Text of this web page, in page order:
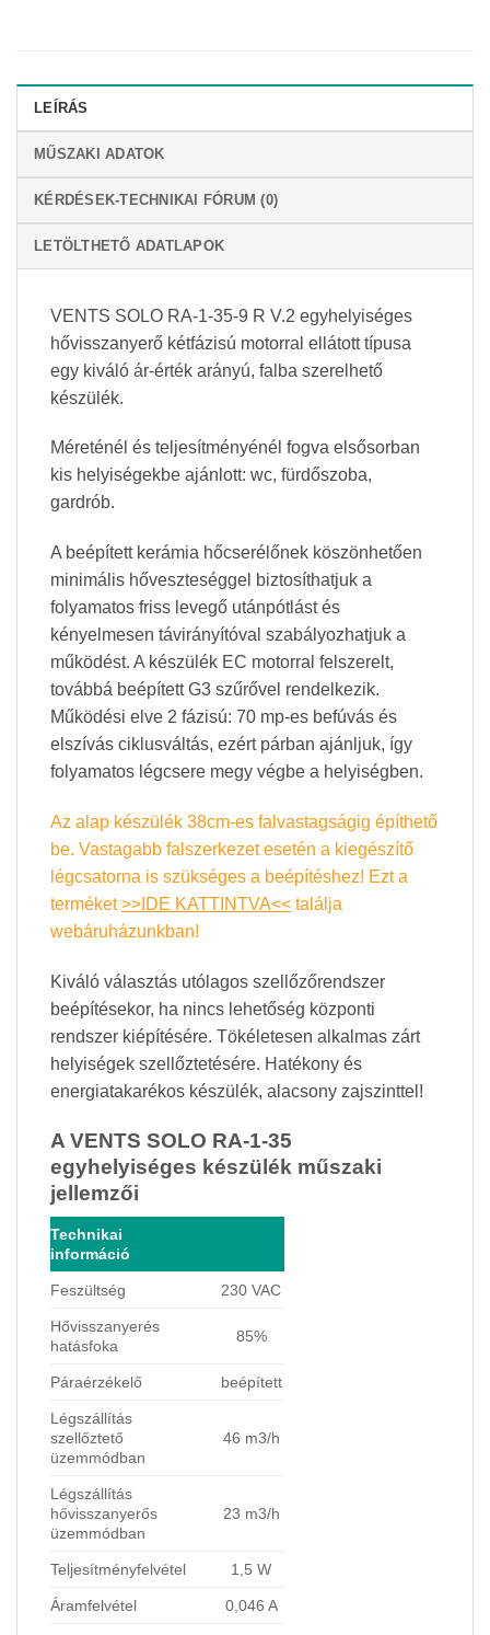
LEÍRÁS
MŰSZAKI ADATOK
KÉRDÉSEK-TECHNIKAI FÓRUM (0)
LETÖLTHETŐ ADATLAPOK
VENTS SOLO RA-1-35-9 R V.2 egyhelyiséges
hővisszanyerő kétfázisú motorral ellátott típusa
egy kiváló ár-érték arányú, falba szerelhető
készülék.
Méreténél és teljesítményénél fogva elsősorban
kis helyiségekbe ajánlott: wc, fürdőszoba,
gardrób.
A beépített kerámia hőcserélőnek köszönhetően
minimális hőveszteséggel biztosíthatjuk a
folyamatos friss levegő utánpótlást és
kényelmesen távirányítóval szabályozhatjuk a
működést. A készülék EC motorral felszerelt,
továbbá beépített G3 szűrővel rendelkezik.
Működési elve 2 fázisú: 70 mp-es befúvás és
elszívás ciklusváltás, ezért párban ajánljuk, így
folyamatos légcsere megy végbe a helyiségben.
Az alap készülék 38cm-es falvastagságig építhető
be. Vastagabb falszerkezet esetén a kiegészítő
légcsatorna is szükséges a beépítéshez! Ezt a
terméket>>IDE KATTINTVA<< találja
webáruházunkban!
Kiváló választás utólagos szellőzőrendszer
beépítésekor, ha nincs lehetőség központi
rendszer kiépítésére. Tökéletesen alkalmas zárt
helyiségek szellőztetésére. Hatékony és
energiatakarékos készülék, alacsony zajszinttel!
A VENTS SOLO RA-1-35
egyhelyiséges készülék műszaki
jellemzői
Technikai
információ
Feszültség 230 VAC
Hővisszanyerés
hatásfoka
85%
Páraérzékelő beépített
Légszállítás
szellőztető
üzemmódban
46 m3/h
Légszállítás
hővisszanyerős
üzemmódban
23 m3/h
Teljesítményfelvétel 1,5 W
Áramfelvétel 0,046 A